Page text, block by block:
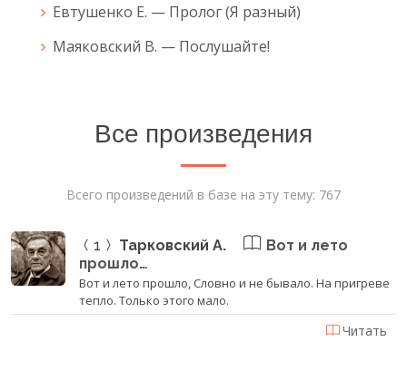
Евтушенко Е. — Пролог (Я разный)
Маяковский В. — Послушайте!
Все произведения
Всего произведений в базе на эту тему: 767
1 Тарковский А.
Вот и лето
прошло…
Вот и лето прошло, Словно и не бывало. На пригреве
тепло. Только этого мало.
Читать